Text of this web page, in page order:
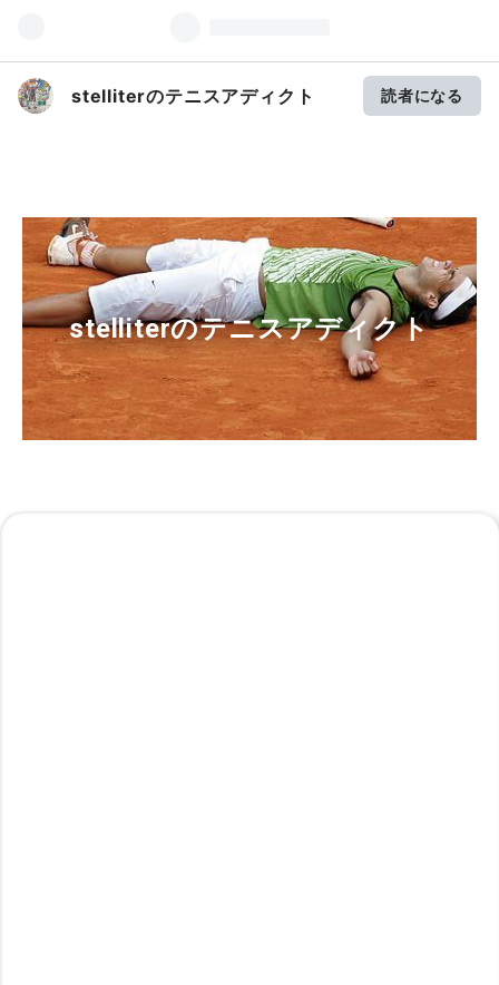
stelliterのテニスアディクト 読者になる
stelliterのテニスアディクト